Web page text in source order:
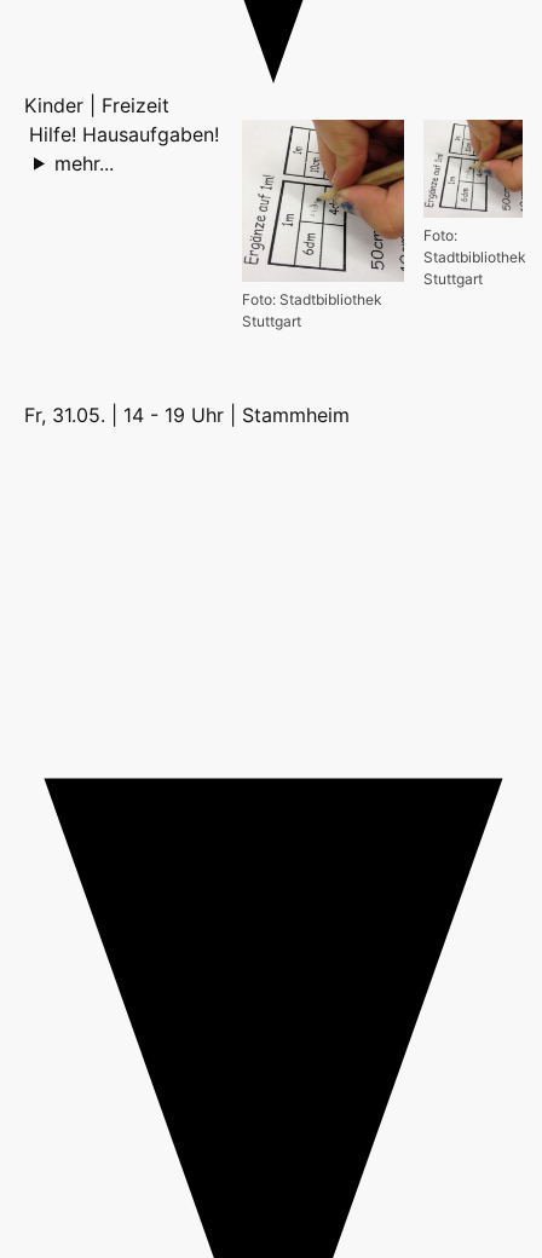
Kinder | Freizeit
Foto:
Stadtbibliothek
Stuttgart
Foto: Stadtbibliothek
Stuttgart
Hilfe! Hausaufgaben!
mehr...
Fr, 31.05. | 14 - 19 Uhr | Stammheim